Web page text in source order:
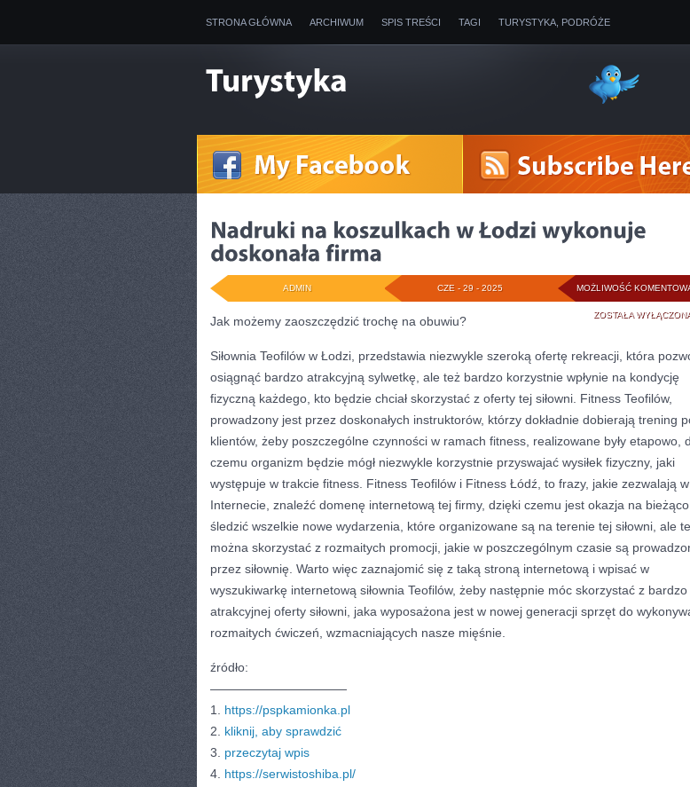
STRONA GŁÓWNA ARCHIWUM SPIS TREŚCI TAGI TURYSTYKA, PODRÓŻE
MOŻLIWOŚĆ
ZOSTAŁA
CZE - 29 - 2025
ADMIN
Jak możemy zaoszczędzić trochę na obuwiu?
Siłownia Teofilów w Łodzi, przedstawia niezwykle szeroką ofertę rekreacji, która
osiągnąć bardzo atrakcyjną sylwetkę, ale też bardzo korzystnie wpłynie na kondycję
fizyczną każdego, kto będzie chciał skorzystać z oferty tej siłowni. Fitness Teofilów,
prowadzony jest przez doskonałych instruktorów, którzy dokładnie dobierają trening
klientów, żeby poszczególne czynności w ramach fitness, realizowane były etapowo,
czemu organizm będzie mógł niezwykle korzystnie przyswajać wysiłek fizyczny, jaki
występuje w trakcie fitness. Fitness Teofilów i Fitness Łódź, to frazy, jakie zezwalają w
Internecie, znaleźć domenę internetową tej firmy, dzięki czemu jest okazja na bieżąco
śledzić wszelkie nowe wydarzenia, które organizowane są na terenie tej siłowni, ale
można skorzystać z rozmaitych promocji, jakie w poszczególnym czasie są
przez siłownię. Warto więc zaznajomić się z taką stroną internetową i wpisać w
wyszukiwarkę internetową siłownia Teofilów, żeby następnie móc skorzystać z bardzo
atrakcyjnej oferty siłowni, jaka wyposażona jest w nowej generacji sprzęt do
rozmaitych ćwiczeń, wzmacniających nasze mięśnie.
źródło:
———————————
1. https://pspkamionka.pl
2. kliknij, aby sprawdzić
3. przeczytaj wpis
4. https://serwistoshiba.pl/